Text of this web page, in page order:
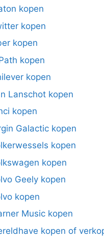
kopen
kopen
kopen
kopen
kopen
Lanschot kopen
kopen
Galactic kopen
kopen
kopen
Geely kopen
kopen
Music kopen
kopen of